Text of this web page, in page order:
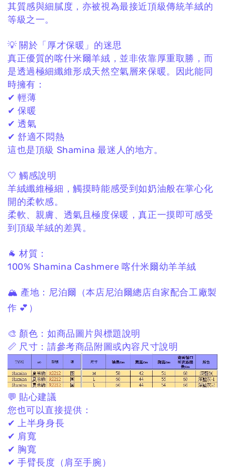
其質感與細膩度， 亦被視為最接近頂級傳統羊絨的
等級之一。
💡 關於「厚才保暖」的迷思
真正優質的喀什米爾羊絨， 並非依靠厚重取勝， 而
是透過極細纖維形成天然空氣層來保暖。
因此能同
時擁有：
✔ 輕薄
✔ 保暖
✔ 透氣
✔ 舒適不悶熱
這也是頂級 Shamina 最迷人的地方。
🤍 觸感說明
羊絨纖維極細，觸摸時能感受到如奶油般在掌心化
開的柔軟感。
柔軟、親膚、透氣且極度保暖，真正一摸即可感受
到頂級羊絨的差異。
🐐 材質：
100% Shamina Cashmere喀什米爾幼羊羊絨
🏔 產地： 尼泊爾 （本店尼泊爾總店自家配合工廠製
作 💕）
🎨 顏色： 如商品圖片與標題說明
📏 尺寸： 請參考商品附圖或內容尺寸說明
💬 貼心建議
您也可以直接提供：
✔ 上半身身長
✔ 肩寬
✔ 胸寬
✔ 手臂長度（肩至手腕）